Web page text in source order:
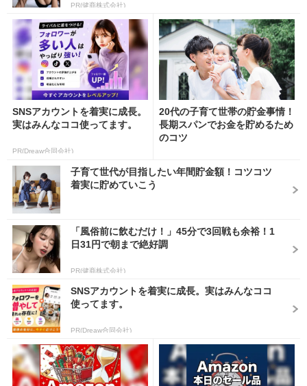
PR(健商株式会社)
SNSアカウントを着実に成長。
実はみんなココ使ってます。
PR(Dreaw合同会社)
20代の子育て世帯の貯金事情！
長期スパンでお金を貯めるため
のコツ
子育て世代が目指したい年間貯金額！コツコツ
着実に貯めていこう
「風俗前に飲むだけ！」45分で3回戦も余裕！1
日31円で朝まで絶好調
PR(健商株式会社)
SNSアカウントを着実に成長。実はみんなココ
使ってます。
PR(Dreaw合同会社)